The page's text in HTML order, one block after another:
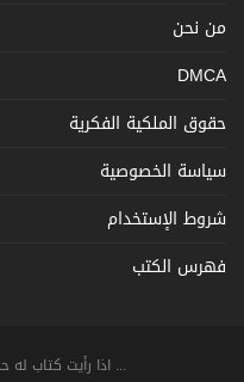
من نحن
DMCA
حقوق الملكية الفكرية
سياسة الخصوصية
شروط الإستخدام
فهرس الكتب
... اذا رأيت كتاب له